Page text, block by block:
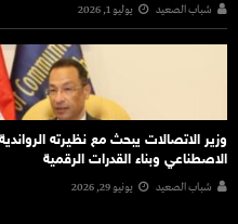
شباب الصعيد يوليو 1, 2026
وزير الاتصالات يبحث مع نظيرته
الاصطناعي وبناء القدرات الرقمية
شباب الصعيد يونيو 29, 2026